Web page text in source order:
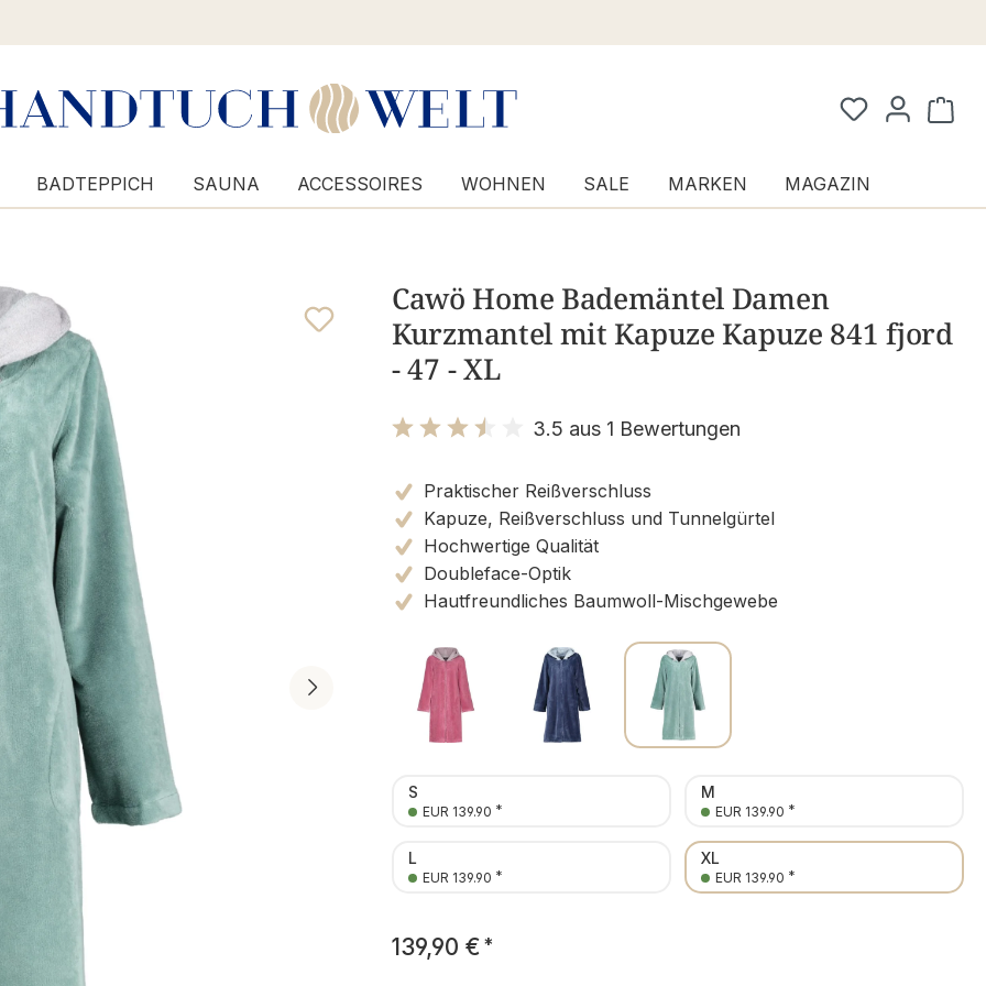
BADTEPPICH SAUNA ACCESSOIRES WOHNEN SALE MARKEN MAGAZIN
Cawö Home Bademäntel Damen
Kurzmantel mit Kapuze Kapuze 841 fjord
- 47 - XL
3.5 aus 1 Bewertungen
Praktischer Reißverschluss
Kapuze, Reißverschluss und Tunnelgürtel
Hochwertige Qualität
Doubleface-Optik
Hautfreundliches Baumwoll-Mischgewebe
S
EUR 139.90 *
M
EUR 139.90 *
L
EUR 139.90 *
XL
EUR 139.90 *
139,90 € *